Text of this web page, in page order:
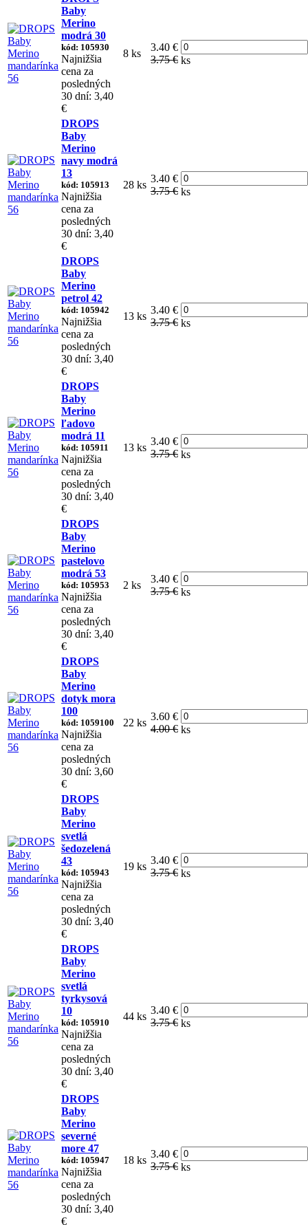
Baby
Merino
modrá 30
kód: 105930
Najnižšia
cena za
posledných
30 dní: 3,40
€
8 ks
3.40 €
3.75 € ks
DROPS
Baby
Merino
navy modrá
13
kód: 105913
Najnižšia
cena za
posledných
30 dní: 3,40
€
28 ks
3.40 €
3.75 € ks
DROPS
Baby
Merino
petrol 42
kód: 105942
Najnižšia
cena za
posledných
30 dní: 3,40
€
13 ks
3.40 €
3.75 € ks
DROPS
Baby
Merino
ľadovo
modrá 11
kód: 105911
Najnižšia
cena za
posledných
30 dní: 3,40
€
13 ks
3.40 €
3.75 € ks
DROPS
Baby
Merino
pastelovo
modrá 53
kód: 105953
Najnižšia
cena za
posledných
30 dní: 3,40
€
2 ks
3.40 €
3.75 € ks
DROPS
Baby
Merino
dotyk mora
100
kód: 1059100
Najnižšia
cena za
posledných
30 dní: 3,60
€
22 ks
3.60 €
4.00 € ks
DROPS
Baby
Merino
svetlá
šedozelená
43
kód: 105943
Najnižšia
cena za
posledných
30 dní: 3,40
€
19 ks
3.40 €
3.75 € ks
DROPS
Baby
Merino
svetlá
tyrkysová
10
kód: 105910
Najnižšia
cena za
posledných
30 dní: 3,40
€
44 ks
3.40 €
3.75 € ks
DROPS
Baby
Merino
severné
more 47
kód: 105947
Najnižšia
cena za
posledných
30 dní: 3,40
€
18 ks
3.40 €
3.75 € ks